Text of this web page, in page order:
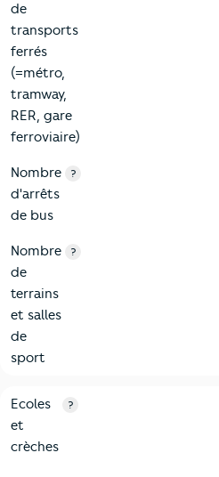
de
transports
ferrés
(=métro,
tramway,
RER, gare
ferroviaire)
Nombre
d'arrêts
de bus
?
Nombre
de
terrains
et salles
de
sport
?
4-Education
Critères
Ecoles
et
crèches
?